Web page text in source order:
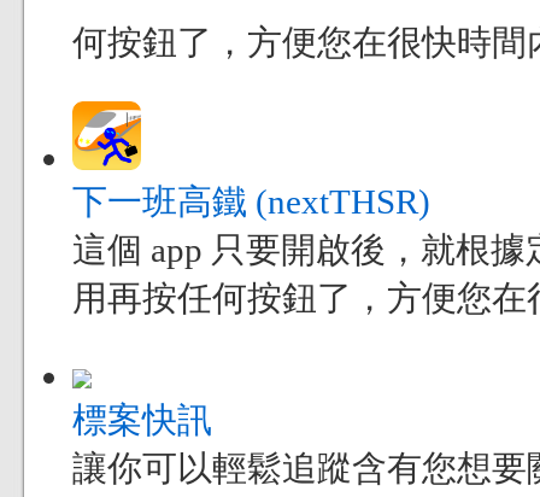
何按鈕了，方便您在很快時
下一班高鐵 (nextTHSR)
這個 app 只要開啟後，就根
用再按任何按鈕了，方便您
標案快訊
讓你可以輕鬆追蹤含有您想